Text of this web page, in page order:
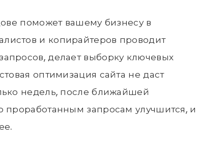
поможет вашему бизнесу в
и копирайтеров проводит
делает выборку ключевых
оптимизация сайта не даст
недель, после ближайшей
проработанным запросам улучшится, и